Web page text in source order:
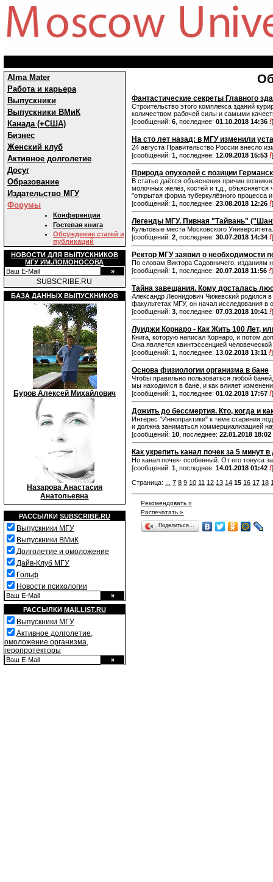
Alma Mater
Работа и карьера
Выпускники
Выпускники ВМиК
Канада (+США)
Бизнес
Женский клуб
Активное долголетие
Досуг
Образование
Издательство МГУ
Форумы
Конференции
Гостевая книга
Обсуждение статей и
публикаций
НОВОСТИ ДЛЯ ВЫПУСКНИКОВ
МГУ ИМ.ЛОМОНОСОВА
SUBSCRIBE.RU
БАЗА ДАННЫХ ВЫПУСКНИКОВ
Буров Алексей Михайлович
Назарова Анастасия
Анатольевна
РАССЫЛКИ SUBSCRIBE.RU
Выпускники МГУ
Выпускники ВМиК
Долголетие и омоложение
Дайв-Клуб МГУ
Гольф
Новости психологии
РАССЫЛКИ MAILLIST.RU
Выпускники МГУ
Активное долголетие,
омоложение организма,
геропротекторы
Фантастические секреты Главного
Строительство этого комплекса зданий
количеством рабочей силы и самыми
[сообщений: 6 , последнее: 01.10.2018 14:36 !]
На сто лет назад: в МГУ изменили
24 августа Правительство России внесло
[сообщений: 1 , последнее: 12.09.2018 15:53 !]
Природа опухолей с позиции
В статье даётся объяснения причин
молочных желёз, костей и т.д., объясняется
"открытая форма туберкулёзного процесса
[сообщений: 1 , последнее: 23.08.2018 12:26 !]
Легенды МГУ. Пивная "Тайвань"
Культовые места Московского
[сообщений: 2 , последнее: 30.07.2018 14:34 !]
Ректор МГУ заявил о необходимости
По словам Виктора Садовничего,
[сообщений: 1 , последнее: 20.07.2018 11:56 !]
Тайна завещания. Кому досталась
Александр Леонидович Чижевский родился
факультетах МГУ, он начал исследования в
[сообщений: 3 , последнее: 07.03.2018 10:41 !]
Луиджи Корнаро - Как Жить 100 Лет,
Книга, которую написал Корнаро, и потом
Она является квинтэссенцией
[сообщений: 1 , последнее: 13.02.2018 13:11 !]
Основа физиологии организма в бане
Чтобы правильно пользоваться любой
мы находимся в бане, и как влияет
[сообщений: 1 , последнее: 01.02.2018 17:57 !]
Дожить до бессмертия. Кто, когда и
Интерес "Иннопрактики" к теме старения
и должна заниматься коммерциализацией
[сообщений: 10 , последнее: 22.01.2018 18:02
Как укрепить канал почек за 5 минут в
Но канал почек- особенный. От его тонуса
[сообщений: 1 , последнее: 14.01.2018 01:42 !]
Страница:
7 8 9 10 11 12 13 14 15 16 17 18
Рекомендовать »
Распечатать »
Поделиться…